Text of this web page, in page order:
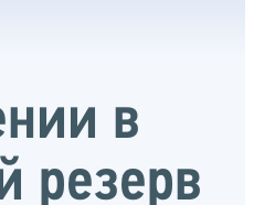
в
резерв